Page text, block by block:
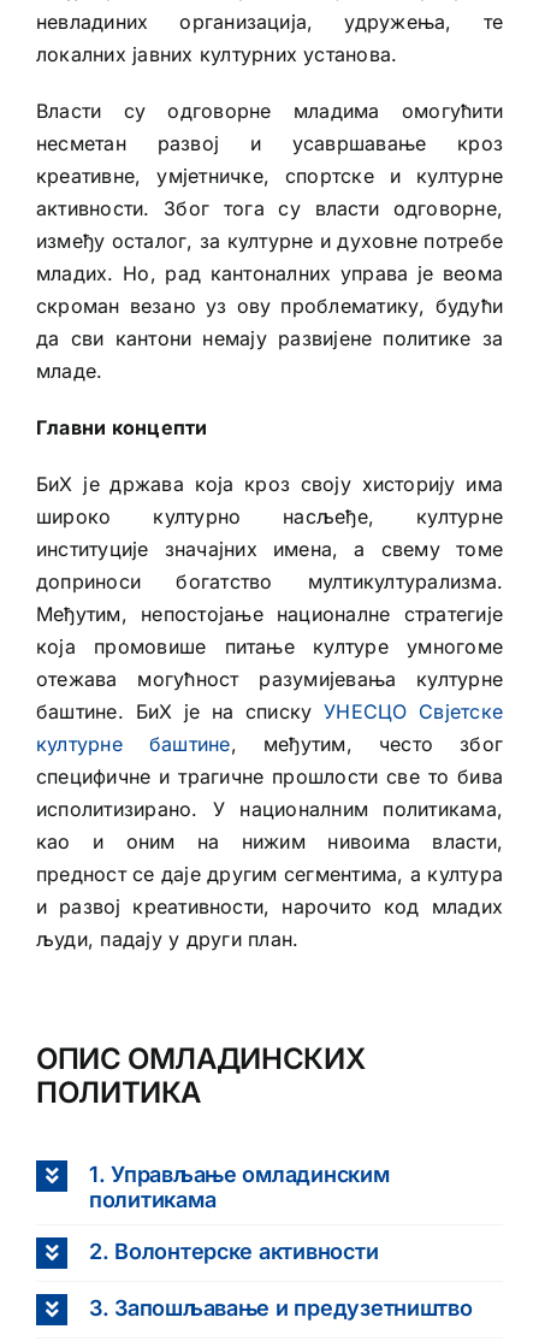
невладиних организација, удружења, те
локалних јавних културних установа.
Власти су одговорне младима омогућити
несметан развој и усавршавање кроз
креативне, умјетничке, спортске и културне
активности. Због тога су власти одговорне,
између осталог, за културне и духовне потребе
младих. Но, рад кантоналних управа је веома
скроман везано уз ову проблематику, будући
да сви кантони немају развијене политике за
младе.
Главни концепти
БиХ је држава која кроз своју хисторију има
широко културно насљеђе, културне
институције значајних имена, а свему томе
доприноси богатство мултикултурализма.
Међутим, непостојање националне стратегије
која промовише питање културе умногоме
отежава могућност разумијевања културне
баштине. БиХ је на спискуУНЕСЦО Свјетске
културне баштине, међутим, често због
специфичне и трагичне прошлости све то бива
исполитизирано. У националним политикама,
као и оним на нижим нивоима власти,
предност се даје другим сегментима, а култура
и развој креативности, нарочито код младих
људи, падају у други план.
ОПИС ОМЛАДИНСКИХ
ПОЛИТИКА
1. Управљање омладинским
политикама
2. Волонтерске активности
3. Запошљавање и предузетништво